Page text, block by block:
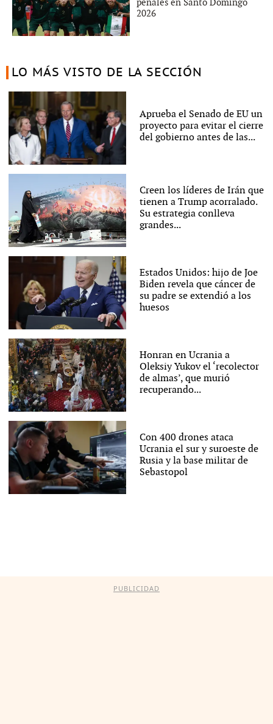
penales en Santo Domingo
2026
LO MÁS VISTO DE LA SECCIÓN
Aprueba el Senado de EU un
proyecto para evitar el cierre
del gobierno antes de las...
Creen los líderes de Irán que
tienen a Trump acorralado.
Su estrategia conlleva
grandes...
Estados Unidos: hijo de Joe
Biden revela que cáncer de
su padre se extendió a los
huesos
Honran en Ucrania a
Oleksiy Yukov el ‘recolector
de almas’, que murió
recuperando...
Con 400 drones ataca
Ucrania el sur y suroeste de
Rusia y la base militar de
Sebastopol
PUBLICIDAD